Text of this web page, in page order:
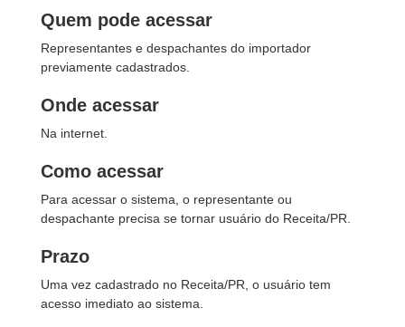
Quem pode acessar
Representantes e despachantes do importador
previamente cadastrados.
Onde acessar
Na internet.
Como acessar
Para acessar o sistema, o representante ou
despachante precisa se tornar usuário do Receita/PR.
Prazo
Uma vez cadastrado no Receita/PR, o usuário tem
acesso imediato ao sistema.